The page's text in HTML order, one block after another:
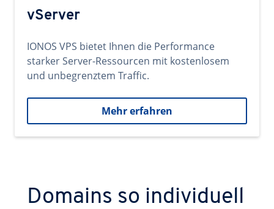
vServer
IONOS VPS bietet Ihnen die Performance
starker Server-Ressourcen mit kostenlosem
und unbegrenztem Traffic.
Mehr erfahren
Domains so individuell